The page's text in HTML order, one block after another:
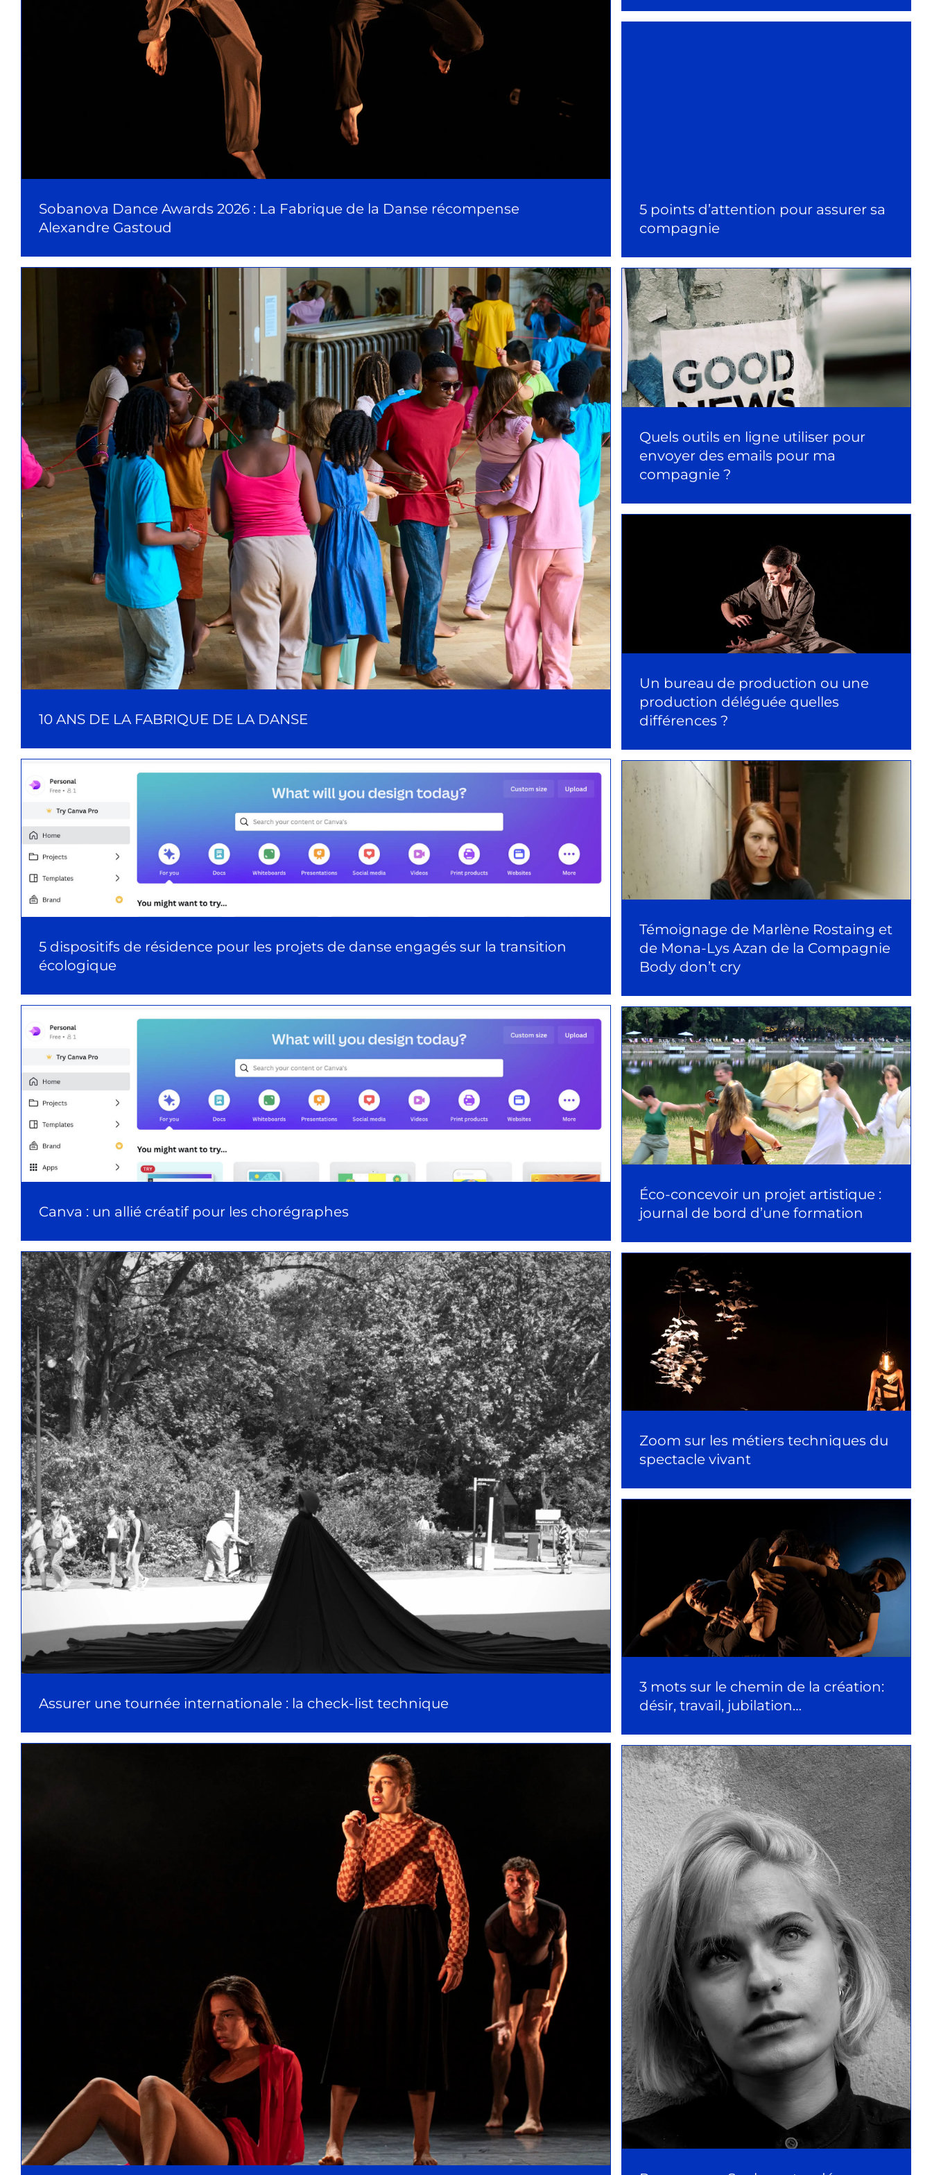
Sobanova Dance Awards 2026 : La Fabrique de la Danse récompense
Alexandre Gastoud
10 ANS DE LA FABRIQUE DE LA DANSE
5 dispositifs de résidence pour les projets de danse engagés sur la transition
écologique
Canva : un allié créatif pour les chorégraphes
5 points d’attention pour assurer sa
compagnie
Assurer une tournée internationale : la check-list technique
Quels outils en ligne utiliser pour envoyer
des emails pour ma compagnie ?
Formations Spectacle Vivant
Quels outils en ligne utiliser pour
envoyer des emails pour ma
compagnie ?
Un bureau de production ou une
production déléguée quelles différences ?
Non classifié(e)
Un bureau de production ou une
production déléguée quelles
différences ?
Témoignage de Marlène Rostaing et de
Mona-Lys Azan de la Compagnie Body
A propos
Témoignage de Marlène Rostaing et
de Mona-Lys Azan de la Compagnie
Body don’t cry
Éco-concevoir un projet artistique : journal
Éco-concevoir un projet artistique :
journal de bord d’une formation
Zoom sur les métiers techniques du
spectacle vivant
A propos
Zoom sur les métiers techniques du
spectacle vivant
3 mots sur le chemin de la création: désir,
travail, jubilation…
A propos
3 mots sur le chemin de la création:
désir, travail, jubilation…
Programme Sur la route : découvrez la
promotion 2025 !
Sur la route Promo 2025